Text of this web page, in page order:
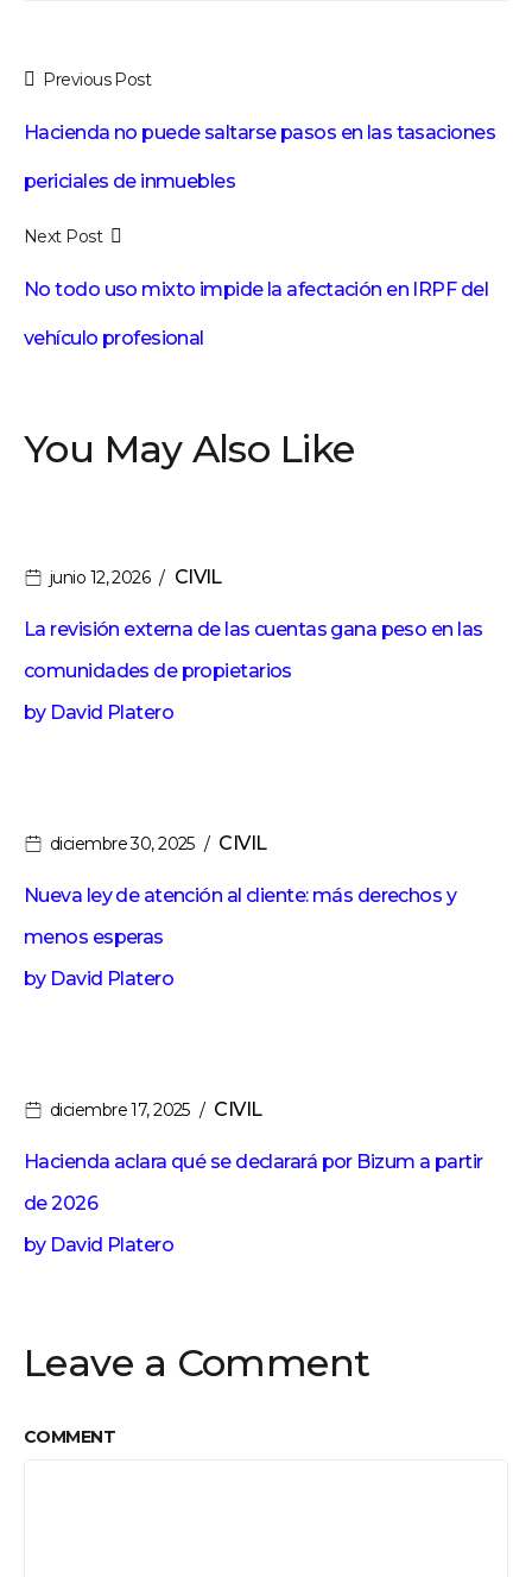
Previous Post
Hacienda no puede saltarse pasos en las tasaciones
periciales de inmuebles
Next Post
No todo uso mixto impide la afectación en IRPF del
vehículo profesional
You May Also Like
junio 12, 2026 CIVIL
La revisión externa de las cuentas gana peso en las
comunidades de propietarios
by David Platero
diciembre 30, 2025 CIVIL
Nueva ley de atención al cliente: más derechos y
menos esperas
by David Platero
diciembre 17, 2025 CIVIL
Hacienda aclara qué se declarará por Bizum a partir
de 2026
by David Platero
Leave a Comment
COMMENT